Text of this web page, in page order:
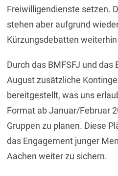
Freiwilligendienste setzen.
stehen aber aufgrund
Kürzungsdebatten
Durch das BMFSFJ und das
August zusätzliche
bereitgestellt, was uns
Format ab Januar/Februar
Gruppen zu planen. Diese
das Engagement junger
Aachen weiter zu sichern.